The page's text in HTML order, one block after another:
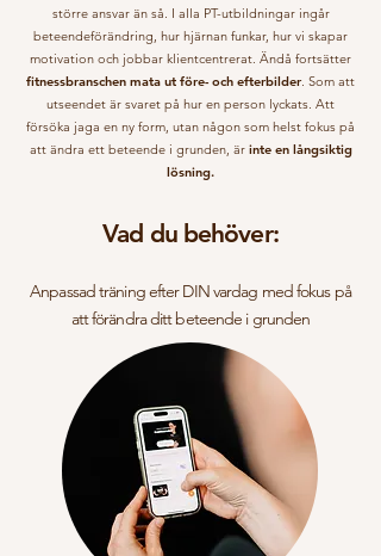
större ansvar än så. I alla PT-utbildningar ingår
beteendeförändring, hur hjärnan funkar, hur vi skapar
motivation och jobbar klientcentrerat. Ändå fortsätter
fitnessbranschen mata ut före- och efterbilder. Som att
utseendet är svaret på hur en person lyckats. Att
försöka jaga en ny form, utan någon som helst fokus på
att ändra ett beteende i grunden, är inte en långsiktig
lösning.
Vad du behöver:
Anpassad träning efter DIN vardag med fokus på
att förändra ditt beteende i grunden